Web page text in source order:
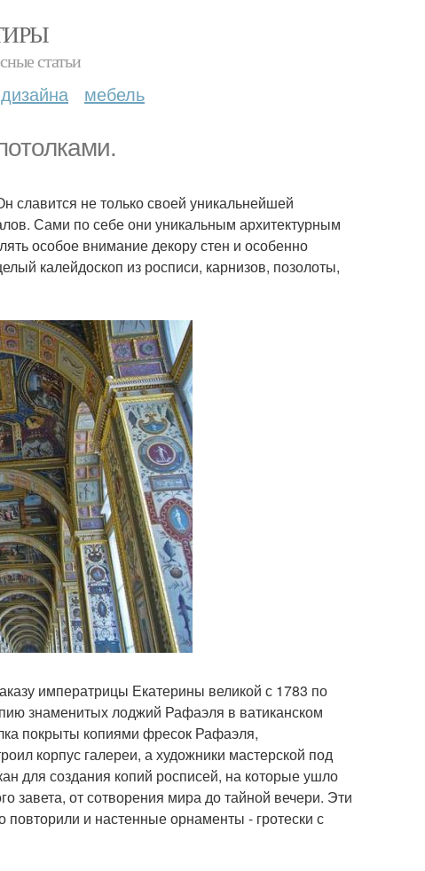
статьи
мебель
не только своей уникальнейшей
Сами по себе они уникальным архитектурным
особое внимание декору стен и особенно
калейдоскоп из росписи, карнизов, позолоты,
императрицы Екатерины великой с 1783 по
знаменитых лоджий Рафаэля в ватиканском
покрыты копиями фресок Рафаэля,
корпус галереи, а художники мастерской под
для создания копий росписей, на которые ушло
завета, от сотворения мира до тайной вечери. Эти
и настенные орнаменты - гротески с